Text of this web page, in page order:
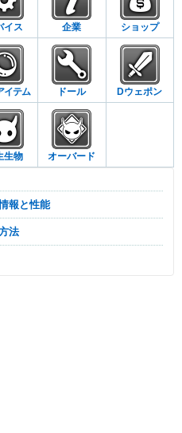
イス 企業 ショップ
イテム ドール Dウェポン
生物 オーバード
報と性能
法